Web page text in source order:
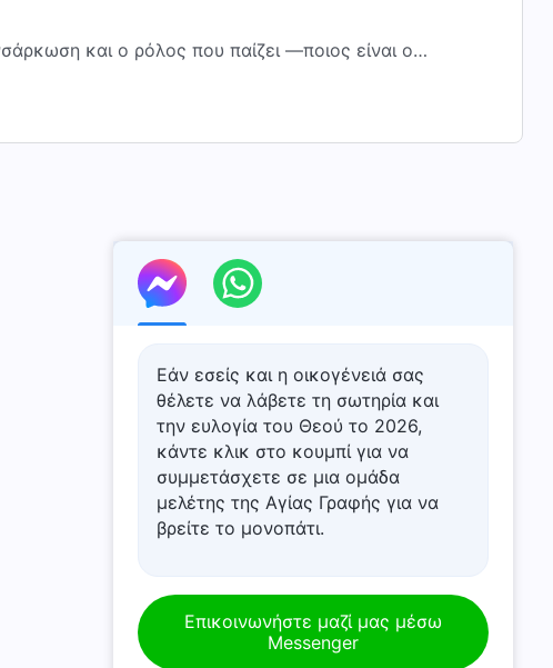
και ο ρόλος που παίζει —ποιος είναι ο
Εάν εσείς και η οικογένειά σας
θέλετε να λάβετε τη σωτηρία και
την ευλογία του Θεού το 2026,
κάντε κλικ στο κουμπί για να
συμμετάσχετε σε μια ομάδα
μελέτης της Αγίας Γραφής για να
βρείτε το μονοπάτι.
Επικοινωνήστε μαζί μας μέσω
Messenger